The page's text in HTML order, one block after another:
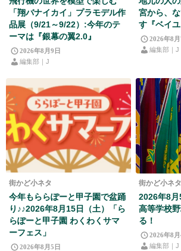
「翔バナイカイ」プラモデル作
品展（9/21～9/22）:今年のテ
ーマは『銀幕の翼2.0』
2026年8月9日
編集部｜J
宮から、
す『ベイユ
2026年8月
編集部｜J
街かど小ネタ
今年もららぽーと甲子園で盆踊
り♪♪2026年8月15日（土）「ら
らぽーと甲子園 わくわくサマ
ーフェス」
2026年8月5日
街かど小ネタ
2026年8月
高等学校
る！
2026年8月
編集部｜J